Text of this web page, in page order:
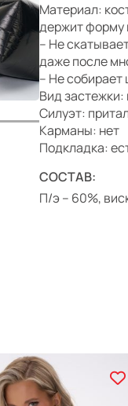
Материал:
держит форму
– Не
даже после
– Не
Вид застежки:
Силуэт:
Карманы: нет
Подкладка:
СОСТАВ:
П/э – 60%,